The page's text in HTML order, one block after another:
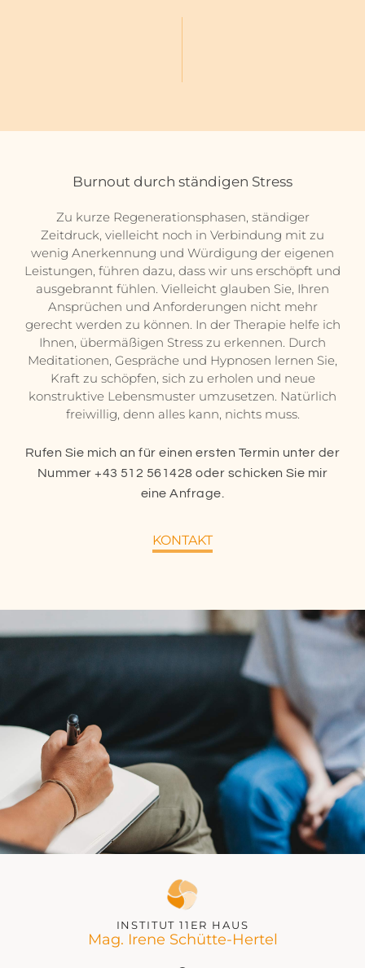
Burnout durch ständigen Stress
Zu kurze Regenerationsphasen, ständiger
Zeitdruck, vielleicht noch in Verbindung mit zu
wenig Anerkennung und Würdigung der eigenen
Leistungen, führen dazu, dass wir uns erschöpft und
ausgebrannt fühlen. Vielleicht glauben Sie, Ihren
Ansprüchen und Anforderungen nicht mehr
gerecht werden zu können. In der Therapie helfe ich
Ihnen, übermäßigen Stress zu erkennen. Durch
Meditationen, Gespräche und Hypnosen lernen Sie,
Kraft zu schöpfen, sich zu erholen und neue
konstruktive Lebensmuster umzusetzen. Natürlich
freiwillig, denn alles kann, nichts muss.
Rufen Sie mich an für einen ersten Termin unter der
Nummer+43 512 561428 oder schicken Sie mir
eine Anfrage.
KONTAKT
INSTITUT 11ER HAUS
Mag. Irene Schütte-Hertel